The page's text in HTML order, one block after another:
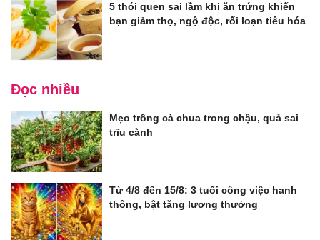
5 thói quen sai lầm khi ăn trứng khiến
bạn giảm thọ, ngộ độc, rối loạn tiêu hóa
Đọc nhiều
Mẹo trồng cà chua trong chậu, quả sai
trĩu cành
Từ 4/8 đến 15/8: 3 tuổi công việc hanh
thông, bật tăng lương thưởng